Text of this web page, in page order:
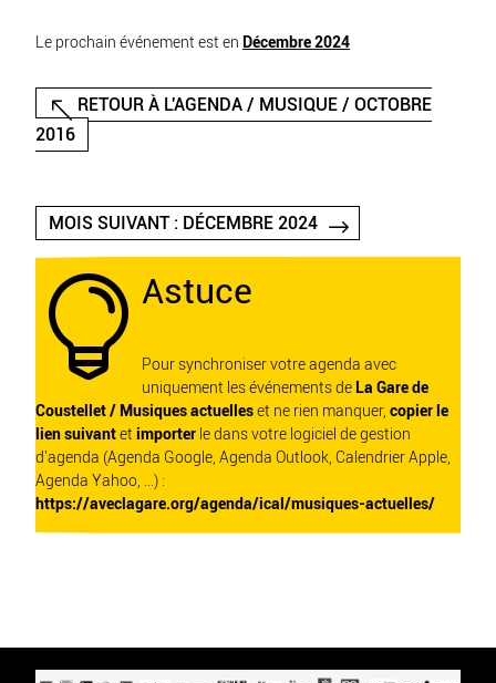
Le prochain événement est en Décembre 2024
RETOUR À L'AGENDA / MUSIQUE / OCTOBRE
2016
MOIS SUIVANT : DÉCEMBRE 2024
 Astuce
Pour synchroniser votre agenda avec
uniquement les événements de La Gare de
Coustellet / Musiques actuelleset ne rien manquer, copier le
lien suivantet importer le dans votre logiciel de gestion
d'agenda (Agenda Google, Agenda Outlook, Calendrier Apple,
Agenda Yahoo, ...) :
https://aveclagare.org/agenda/ical/musiques-actuelles/